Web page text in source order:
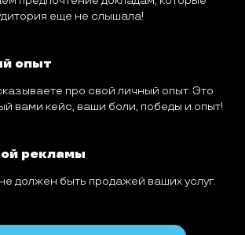
еще не слышала!
опыт
про свой личный опыт. Это
вами кейс, ваши боли, победы и опыт!
рекламы
должен быть продажей ваших услуг.